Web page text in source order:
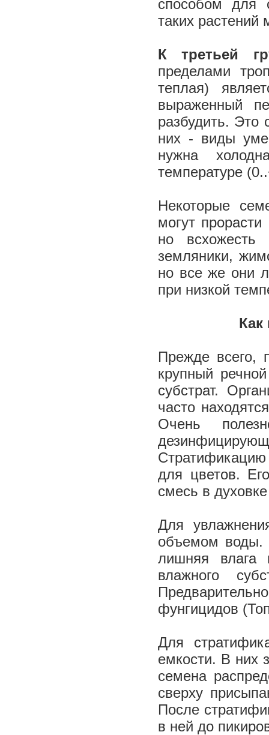
способом для
таких
К третьей
пределами
теплая)
выраженный
разбудить. Это
них - виды
нужна
температуре
Некоторые
могут
но
земляники,
но все же они
при низкой
Как
Прежде всего,
крупный
субстрат.
часто
Очень
для цветов.
смесь в
Для
объемом воды.
лишняя влага
влажного
фунгицидов
Для
емкости. В них
семена
сверху
После
в ней до